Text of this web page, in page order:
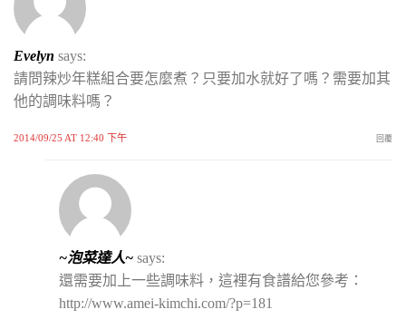
Evelyn says:
請問辣炒年糕組合要怎麼煮？只要加水就好了嗎？需要加其
他的調味料嗎？
2014/09/25 AT 12:40 下午 回覆
~泡菜達人~ says:
還需要加上一些調味料，這裡有食譜給您參考：
http://www.amei-kimchi.com/?p=181